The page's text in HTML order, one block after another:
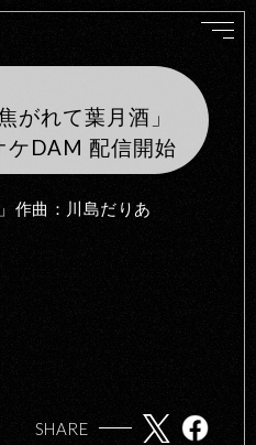
がれて葉月酒」
ケDAM 配信開始
作曲：川島だりあ
SHARE